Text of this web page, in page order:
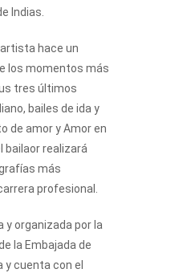
Indias.
artista hace un
los momentos más
tres últimos
bailes de ida y
de amor y Amor en
bailaor realizará
más
profesional.
y organizada por la
la Embajada de
y cuenta con el